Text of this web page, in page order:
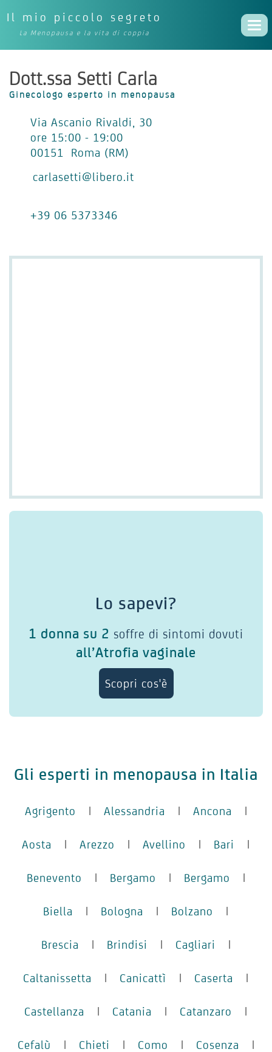
Il mio piccolo segreto
La Menopausa e la vita di coppia
Dott.ssa Setti Carla
Ginecologo esperto in menopausa
Via Ascanio Rivaldi, 30
ore 15:00 - 19:00
00151 Roma (RM)
carlasetti@libero.it
+39 06 5373346
Lo sapevi?
1 donna su 2 soffre di sintomi dovuti
all’Atrofia vaginale
Scopri cos'è
Gli esperti in menopausa in Italia
Agrigento | Alessandria | Ancona |
Aosta | Arezzo | Avellino | Bari |
Benevento | Bergamo | Bergamo |
Biella | Bologna | Bolzano |
Brescia | Brindisi | Cagliari |
Caltanissetta | Canicattì | Caserta |
Castellanza | Catania | Catanzaro |
Cefalù | Chieti | Como | Cosenza |